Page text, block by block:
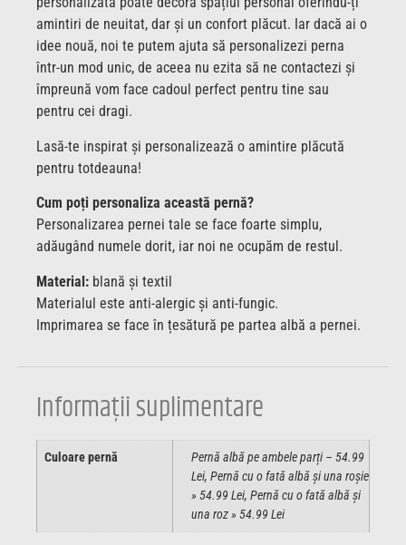
amintiri de neuitat, dar și un confort plăcut. Iar dacă ai o
idee nouă, noi te putem ajuta să personalizezi perna
într-un mod unic, de aceea nu ezita să ne contactezi și
împreună vom face cadoul perfect pentru tine sau
pentru cei dragi.
Lasă-te inspirat și personalizează o amintire plăcută
pentru totdeauna!
Cum poți personaliza această pernă?
Personalizarea pernei tale se face foarte simplu,
adăugând numele dorit, iar noi ne ocupăm de restul.
Material: blană și textil
Materialul este anti-alergic și anti-fungic.
Imprimarea se face în țesătură pe partea albă a pernei.
Informații suplimentare
Culoare pernă
Pernă albă pe ambele parți – 54.99
Lei, Pernă cu o fată albă și una roșie
» 54.99 Lei, Pernă cu o fată albă și
una roz » 54.99 Lei